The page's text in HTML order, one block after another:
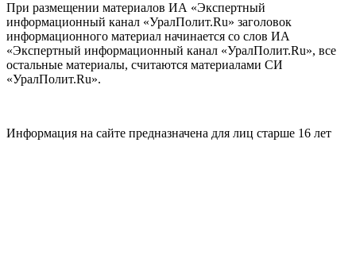
При размещении материалов ИА «Экспертный
информационный канал «УралПолит.Ru» заголовок
информационного материал начинается со слов ИА
«Экспертный информационный канал «УралПолит.Ru», все
остальные материалы, считаются материалами СИ
«УралПолит.Ru».
Информация на сайте предназначена для лиц старше 16 лет